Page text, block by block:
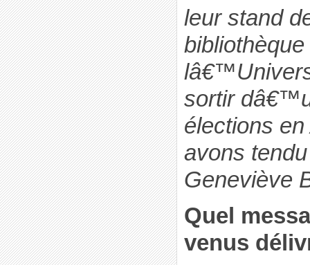
leur stand
sortir
élections
avons
Geneviève
Quel
venus